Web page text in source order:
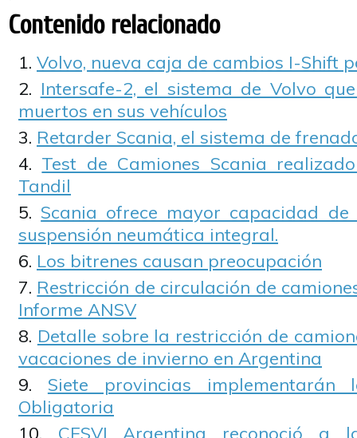
Contenido relacionado
Volvo, nueva caja de cambios I-Shift
Intersafe-2, el sistema de Volvo
muertos en sus vehículos
Retarder Scania, el sistema de
Test de Camiones Scania
Tandil
Scania ofrece mayor capacidad
suspensión neumática integral.
Los bitrenes causan preocupación
Restricción de circulación de
Informe ANSV
Detalle sobre la restricción de
vacaciones de invierno en Argentina
Siete provincias implementarán
Obligatoria
CESVI Argentina reconoció a